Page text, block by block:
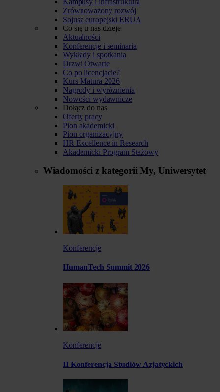
Zrównoważony rozwój
Sojusz europejski ERUA
Co się u nas dzieje
Aktualności
Konferencje i seminaria
Wykłady i spotkania
Drzwi Otwarte
Co po licencjacie?
Kurs Matura 2026
Nagrody i wyróżnienia
Nowości wydawnicze
Dołącz do nas
Oferty pracy
Pion akademicki
Pion organizacyjny
HR Excellence in Research
Akademicki Program Stażowy
Wiadomości z kategorii My, Uniwersytet
Konferencje
HumanTech Summit 2026
Konferencje
II Konferencja Studiów Azjatyckich